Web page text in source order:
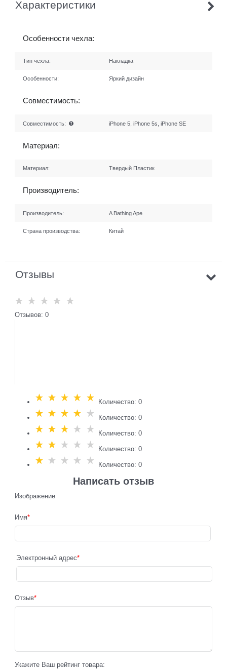
Характеристики
Особенности чехла:
Тип чехла: Накладка
Особенности: Яркий дизайн
Совместимость:
Совместимость: iPhone 5, iPhone 5s, iPhone SE
Материал:
Материал: Твердый Пластик
Производитель:
Производитель: A Bathing Ape
Страна производства: Китай
Отзывы
Отзывов: 0
Количество: 0
Количество: 0
Количество: 0
Количество: 0
Количество: 0
Написать отзыв
Изображение
Имя
Электронный адрес
Отзыв
Укажите Ваш рейтинг товара: